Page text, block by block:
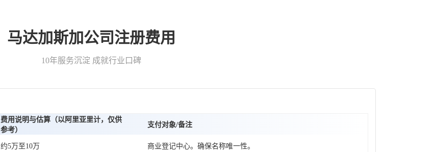
马达加斯加公司注册费用
10年服务沉淀 成就行业口碑
费用说明与估算（以阿里亚里计，仅供
参考）
支付对象/备注
约5万至10万 商业登记中心。确保名称唯一性。